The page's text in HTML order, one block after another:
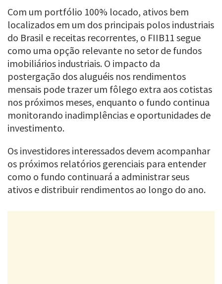
Com um portfólio 100% locado, ativos bem
localizados em um dos principais polos industriais
do Brasil e receitas recorrentes, o FIIB11 segue
como uma opção relevante no setor de fundos
imobiliários industriais. O impacto da
postergação dos aluguéis nos rendimentos
mensais pode trazer um fôlego extra aos cotistas
nos próximos meses, enquanto o fundo continua
monitorando inadimplências e oportunidades de
investimento.
Os investidores interessados devem acompanhar
os próximos relatórios gerenciais para entender
como o fundo continuará a administrar seus
ativos e distribuir rendimentos ao longo do ano.